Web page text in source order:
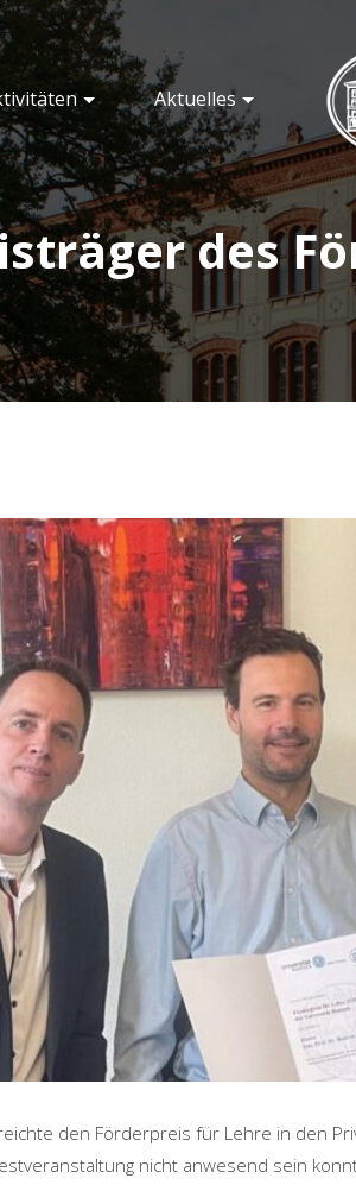
Aktuelles
der Förderer
des
den Förderpreis für Lehre in den
nicht anwesend sein